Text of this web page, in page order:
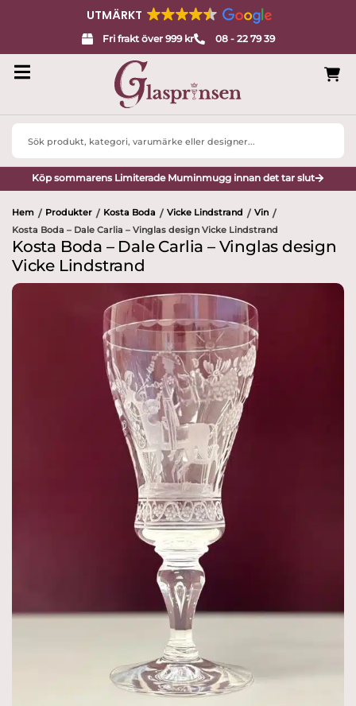
UTMÄRKT
Fri frakt över 999 kr 08 - 22 79 39
Search
Köp sommarens Limiterade Muminmugg innan det tar slut
Hem / Produkter / Kosta Boda / Vicke Lindstrand / Vin /
Kosta Boda – Dale Carlia – Vinglas design Vicke Lindstrand
Kosta Boda – Dale Carlia – Vinglas design
Vicke Lindstrand